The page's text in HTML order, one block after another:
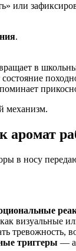
или
.
в
механизм.
аромат
в носу
визуальные
тревожность,
триггеры —